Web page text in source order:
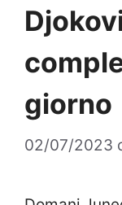
giorno
02/07/2023